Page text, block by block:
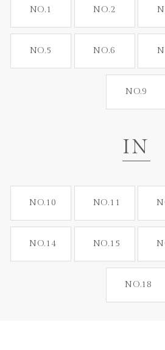
NO.1 NO.2
NO.5 NO.6
NO.9
IN
NO.10 NO.11
NO.14 NO.15
NO.18